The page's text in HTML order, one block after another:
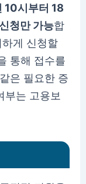
10시부터 18
청만 가능합
게 신청할
통해 접수를
은 필요한 증
부는 고용보